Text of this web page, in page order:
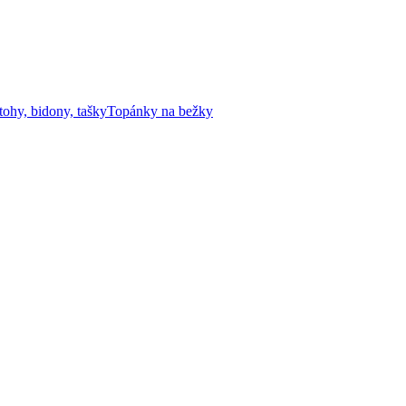
bidony, taškyTopánky na bežky